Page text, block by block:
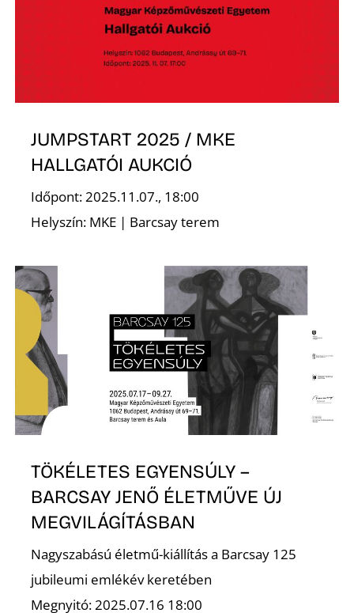
JUMPSTART 2025 / MKE
HALLGATÓI AUKCIÓ
Időpont: 2025.11.07., 18:00
Helyszín: MKE | Barcsay terem
TÖKÉLETES EGYENSÚLY –
BARCSAY JENŐ ÉLETMŰVE ÚJ
MEGVILÁGÍTÁSBAN
Nagyszabású életmű-kiállítás a Barcsay 125
jubileumi emlékév keretében
Megnyitó: 2025.07.16 18:00